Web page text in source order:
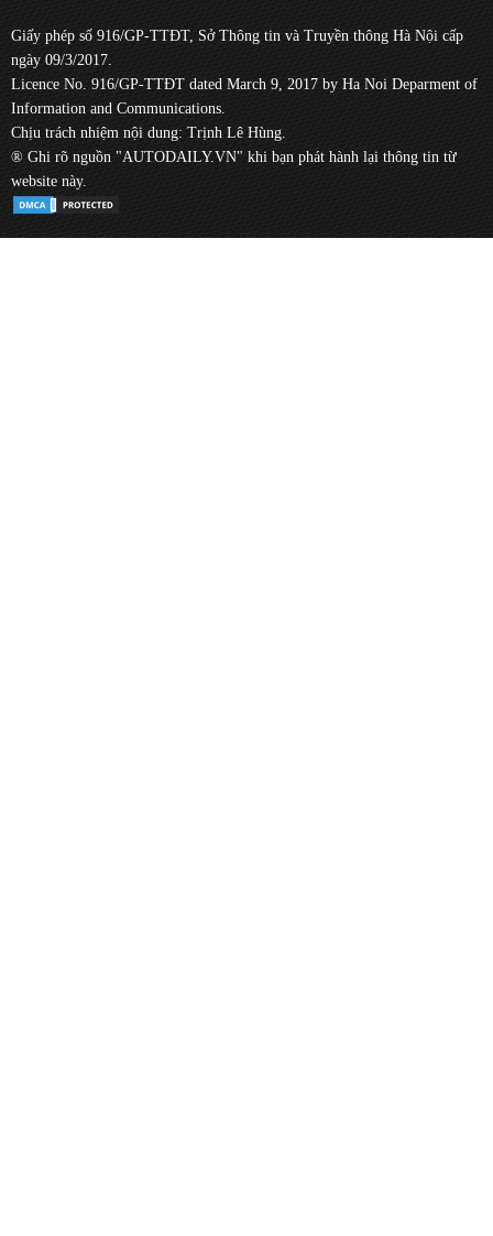
Giấy phép số 916/GP-TTĐT, Sở Thông tin và Truyền thông Hà Nội cấp
ngày 09/3/2017.
Licence No. 916/GP-TTĐT dated March 9, 2017 by Ha Noi Deparment of
Information and Communications.
Chịu trách nhiệm nội dung: Trịnh Lê Hùng.
® Ghi rõ nguồn "AUTODAILY.VN" khi bạn phát hành lại thông tin từ
website này.